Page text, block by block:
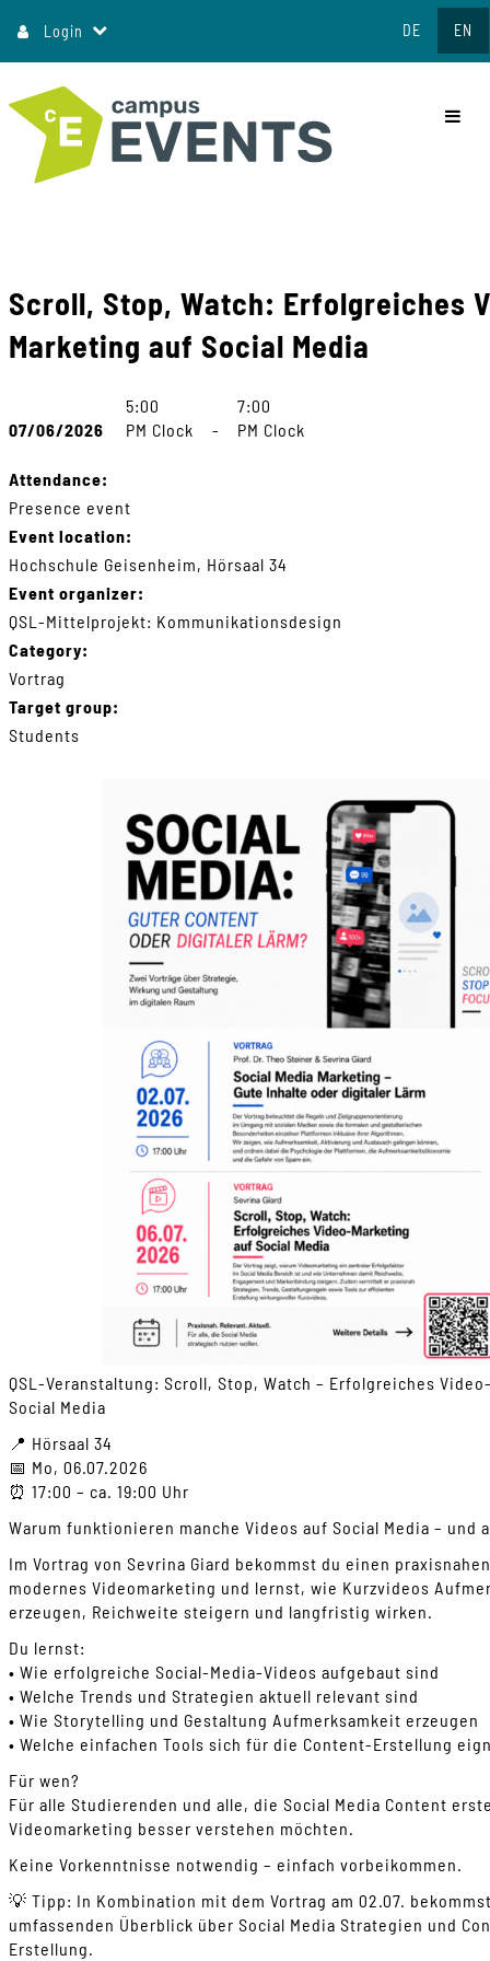
content
Login DE EN
Scroll, Stop, Watch: Erfolgreiches
Marketing auf Social Media
07/06/2026
5:00
PM Clock
-
7:00
PM Clock
Attendance:
Presence event
Event location:
Hochschule Geisenheim, Hörsaal 34
Event organizer:
QSL-Mittelprojekt: Kommunikationsdesign
Category:
Vortrag
Target group:
Students
QSL-Veranstaltung: Scroll, Stop, Watch – Erfolgreiches
Social Media
📍 Hörsaal 34
📅 Mo, 06.07.2026
⏰ 17:00 – ca. 19:00 Uhr
Warum funktionieren manche Videos auf Social Media – und
Im Vortrag von Sevrina Giard bekommst du einen
modernes Videomarketing und lernst, wie Kurzvideos
erzeugen, Reichweite steigern und langfristig wirken.
Du lernst:
• Wie erfolgreiche Social-Media-Videos aufgebaut sind
• Welche Trends und Strategien aktuell relevant sind
• Wie Storytelling und Gestaltung Aufmerksamkeit erzeugen
• Welche einfachen Tools sich für die Content-Erstellung
Für wen?
Für alle Studierenden und alle, die Social Media Content
Videomarketing besser verstehen möchten.
Keine Vorkenntnisse notwendig – einfach vorbeikommen.
💡 Tipp: In Kombination mit dem Vortrag am 02.07.
umfassenden Überblick über Social Media Strategien und
Erstellung.